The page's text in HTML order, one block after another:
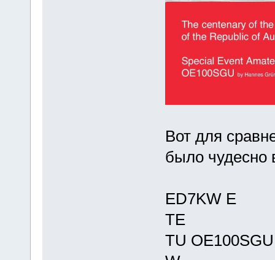
Вот для
было чудесно
ED7KW E
TE
TU OE100SGU